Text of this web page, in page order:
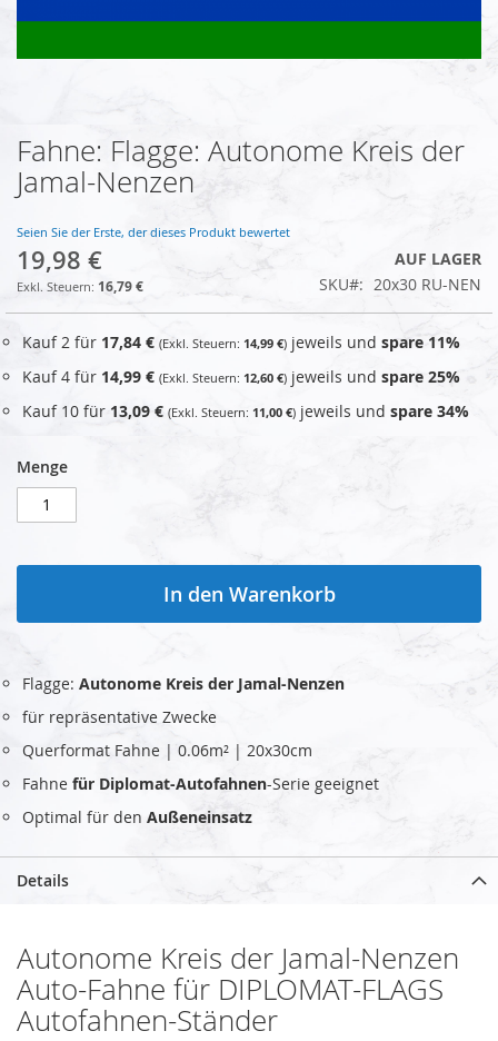
Zum
Anfang
der
springen
Fahne: Flagge: Autonome Kreis der
Jamal-Nenzen
Seien Sie der Erste, der dieses Produkt bewertet
19,98 €
16,79 €
AUF LAGER
SKU
20x30 RU-NEN
Kauf 2 für 17,84 € 14,99 € jeweils und spare 11%
Kauf 4 für 14,99 € 12,60 € jeweils und spare 25%
Kauf 10 für 13,09 € 11,00 € jeweils und spare 34%
Menge
In den Warenkorb
Flagge: Autonome Kreis der Jamal-Nenzen
für repräsentative Zwecke
Querformat Fahne | 0.06m² | 20x30cm
Fahne für Diplomat-Autofahnen-Serie geeignet
Optimal für den Außeneinsatz
Details
Autonome Kreis der Jamal-Nenzen
Auto-Fahne für DIPLOMAT-FLAGS
Autofahnen-Ständer